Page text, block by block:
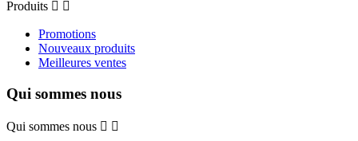
Produits  
Promotions
Nouveaux produits
Meilleures ventes
Qui sommes nous
Qui sommes nous  